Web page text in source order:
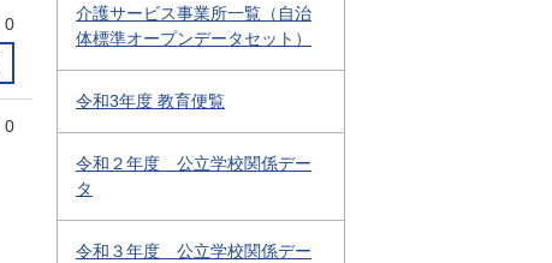
0
0
介護サービス事業所一覧（自治
体標準オープンデータセット）
令和3年度 教育便覧
令和２年度 公立学校関係デー
タ
令和３年度 公立学校関係デー